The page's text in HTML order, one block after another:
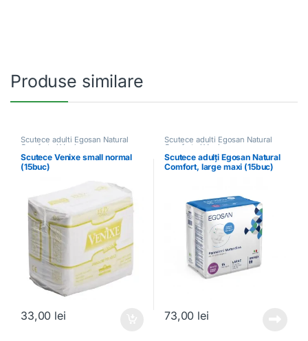
Produse similare
Scutece adulti Egosan Natural
Comfort și Venixe
Scutece Venixe small normal
(15buc)
33,00 lei
Scutece adulti Egosan Natural
Comfort și Venixe
Scutece adulți Egosan Natural
Comfort, large maxi (15buc)
73,00 lei